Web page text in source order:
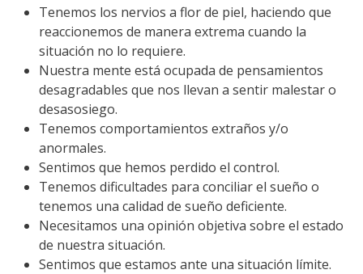
Tenemos los nervios a flor de piel, haciendo que
reaccionemos de manera extrema cuando la
situación no lo requiere.
Nuestra mente está ocupada de pensamientos
desagradables que nos llevan a sentir malestar o
desasosiego.
Tenemos comportamientos extraños y/o
anormales.
Sentimos que hemos perdido el control.
Tenemos dificultades para conciliar el sueño o
tenemos una calidad de sueño deficiente.
Necesitamos una opinión objetiva sobre el estado
de nuestra situación.
Sentimos que estamos ante una situación límite.